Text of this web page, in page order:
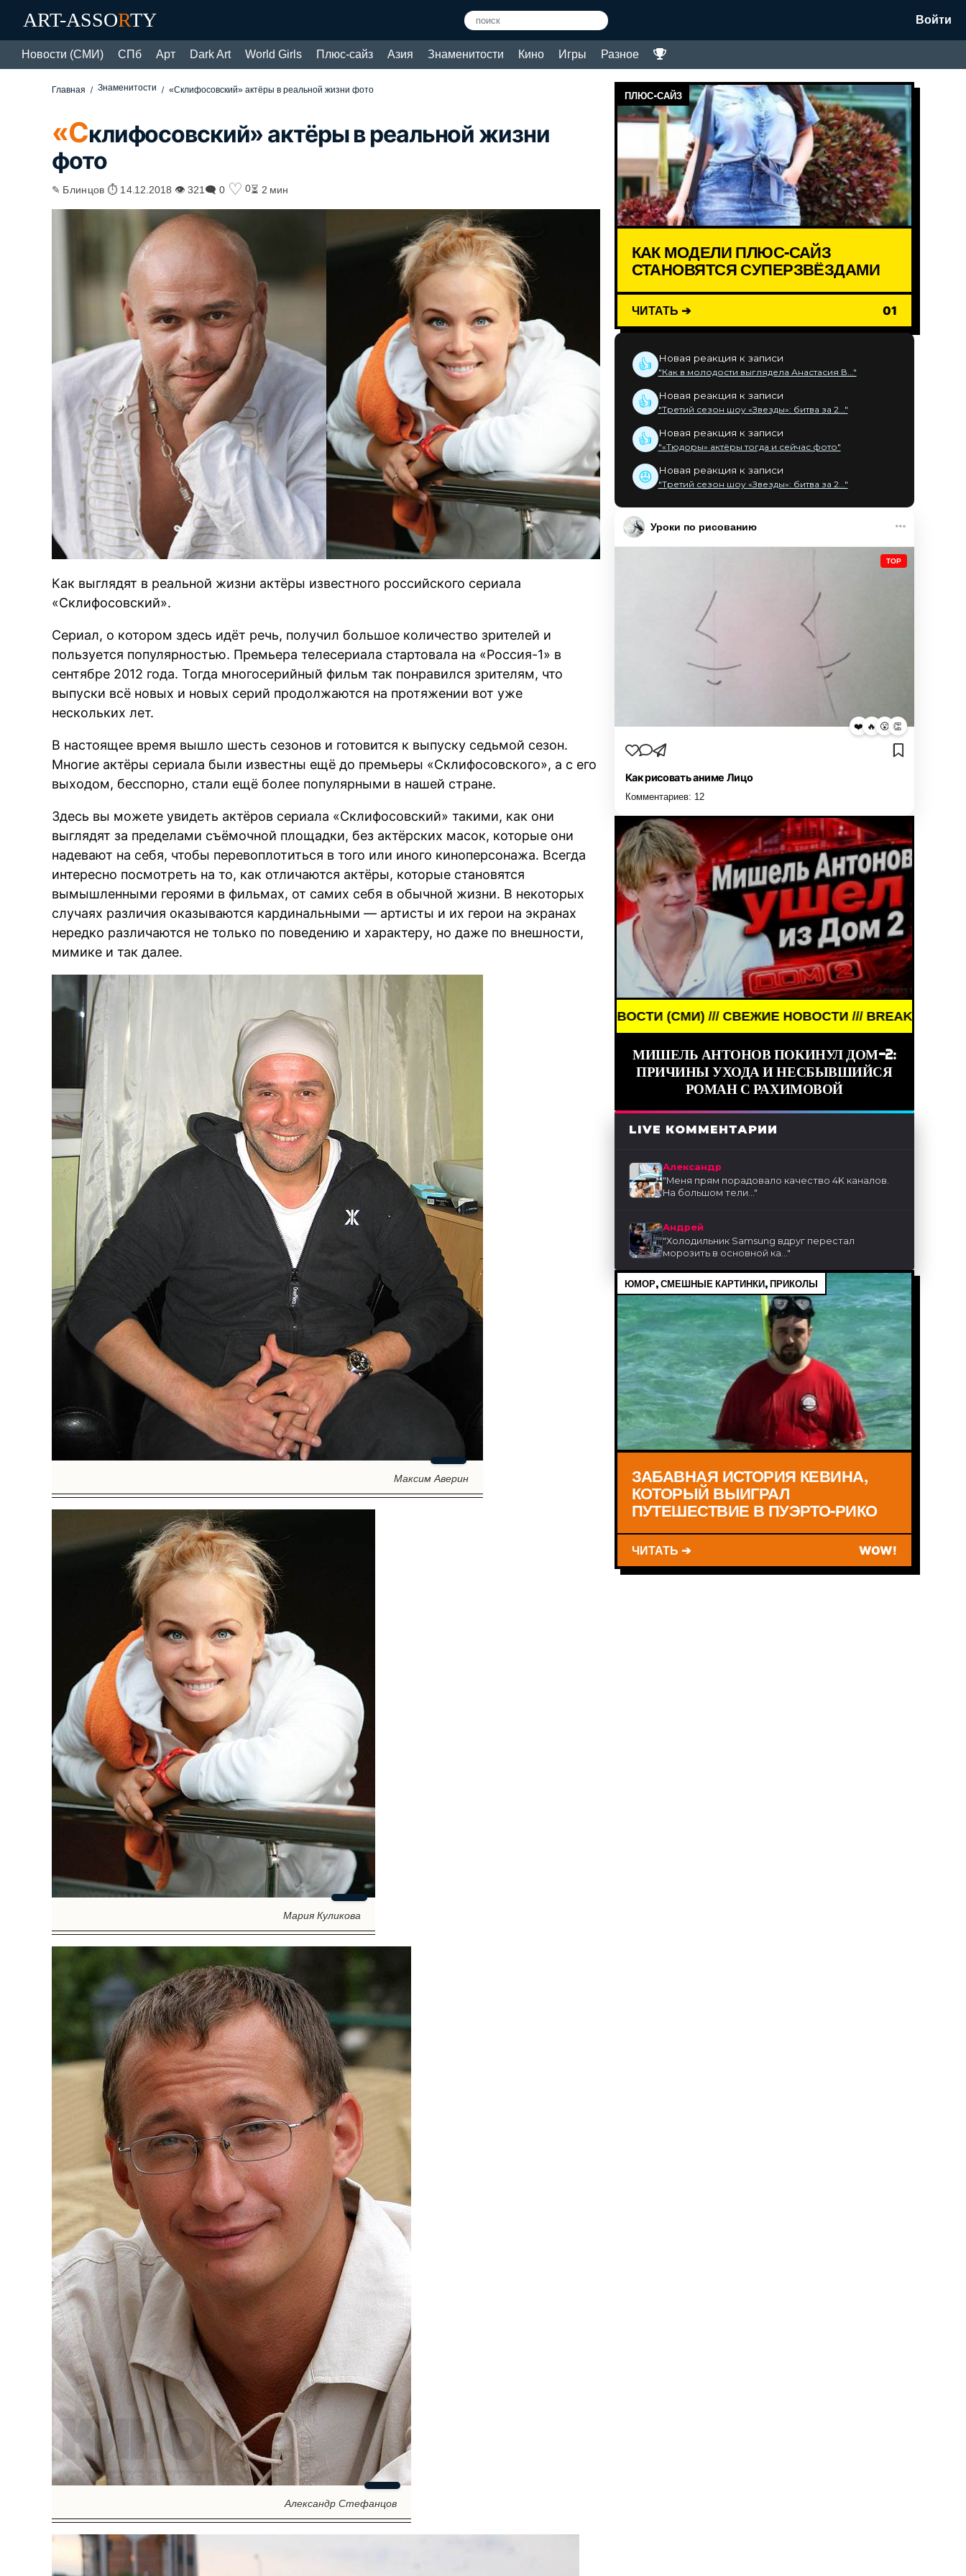
ART-ASSORTY Войти
Новости (СМИ) СПб Арт Dark Art World Girls Плюс-сайз Азия Знаменитости Кино Игры Разное
Главная Знаменитости «Склифосовский» актёры в реальной жизни фото
«Склифосовский» актёры в реальной жизни
фото
✎ Блинцов ⏱ 14.12.2018 👁 321 🗨 0 ♡ 0⏳ 2 мин
Как выглядят в реальной жизни актёры известного российского сериала
«Склифосовский».
Сериал, о котором здесь идёт речь, получил большое количество зрителей и
пользуется популярностью. Премьера телесериала стартовала на «Россия-1» в
сентябре 2012 года. Тогда многосерийный фильм так понравился зрителям, что
выпуски всё новых и новых серий продолжаются на протяжении вот уже
нескольких лет.
В настоящее время вышло шесть сезонов и готовится к выпуску седьмой сезон.
Многие актёры сериала были известны ещё до премьеры «Склифосовского», а с его
выходом, бесспорно, стали ещё более популярными в нашей стране.
Здесь вы можете увидеть актёров сериала «Склифосовский» такими, как они
выглядят за пределами съёмочной площадки, без актёрских масок, которые они
надевают на себя, чтобы перевоплотиться в того или иного киноперсонажа. Всегда
интересно посмотреть на то, как отличаются актёры, которые становятся
вымышленными героями в фильмах, от самих себя в обычной жизни. В некоторых
случаях различия оказываются кардинальными — артисты и их герои на экранах
нередко различаются не только по поведению и характеру, но даже по внешности,
мимике и так далее.
Максим Аверин
Мария Куликова
Александр Стефанцов
ПЛЮС-САЙЗ
КАК МОДЕЛИ ПЛЮС-САЙЗ
СТАНОВЯТСЯ СУПЕРЗВЁЗДАМИ
ЧИТАТЬ ➔ 01
👍 Новая реакция к записи
"Как в молодости выглядела Анастасия В..."
👍 Новая реакция к записи
"Третий сезон шоу «Звезды»: битва за 2..."
👍 Новая реакция к записи
"«Тюдоры» актёры тогда и сейчас фото"
😡 Новая реакция к записи
"Третий сезон шоу «Звезды»: битва за 2..."
Уроки по рисованию
TOP
❤️ 🔥 😮 👏
Как рисовать аниме Лицо
Комментариев: 12
BREAKING NEWS /// НОВОСТИ (СМИ) /// СВЕЖИЕ НОВОСТИ /// BREAKING NEWS /// НОВОСТИ
МИШЕЛЬ АНТОНОВ ПОКИНУЛ ДОМ-2:
ПРИЧИНЫ УХОДА И НЕСБЫВШИЙСЯ
РОМАН С РАХИМОВОЙ
LIVE КОММЕНТАРИИ
Александр
"Меня прям порадовало качество 4K каналов.
На большом тели..."
Андрей
"Холодильник Samsung вдруг перестал
морозить в основной ка..."
ЮМОР, СМЕШНЫЕ КАРТИНКИ, ПРИКОЛЫ
ЗАБАВНАЯ ИСТОРИЯ КЕВИНА,
КОТОРЫЙ ВЫИГРАЛ
ПУТЕШЕСТВИЕ В ПУЭРТО-РИКО
ЧИТАТЬ ➔ WOW!